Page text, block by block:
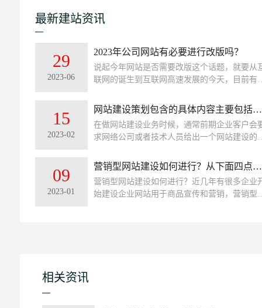
最新建站资讯
29
2023-06
2023年公司网站有必要进行改版吗？
说起今年网站是否需要改版这个话题，就要从
联网的诞生到互联网高速发展的今天，目前有
了这些技术的前提，今天我们来说说公司网站
没有必要进行改版？
15
2023-02
网站建设策划包含的具体内容主要包括哪些内容
在做网站建设业务时候，通常前期企业客户会
求网络公司或者技术人员给出一个网站建设的
的人员在建立网站前也应该出一个这样的策划
09
2023-01
营销型网站建设如何进行？从下面四点进行了解！
营销型网站建设如何进行？近几年有很多企业
始建设企业网站用于商品宣传和营销，营销型
相关资讯